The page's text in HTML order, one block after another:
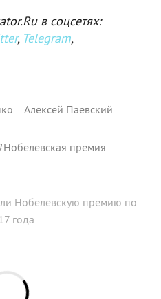
в соцсетях:
, Telegram,
Алексей Паевский
Нобелевская премия
Нобелевскую премию по
года